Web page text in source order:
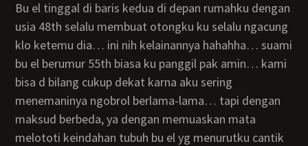
bu el tinggal di baris kedua di depan rumahku dengan
usia 48th selalu membuat otongku ku selalu ngacung
klo ketemu dia… ini nih kelainannya hahahha… suami
bu el berumur 55th biasa ku panggil pak amin… kami
bisa d bilang cukup dekat karna aku sering
menemaninya ngobrol berlama-lama… tapi dengan
maksud berbeda, ya dengan memuaskan mata
melototi keindahan tubuh bu el yg menurutku cantik